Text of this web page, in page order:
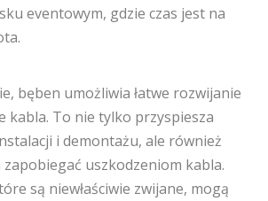
eventowym, gdzie czas jest na
bęben umożliwia łatwe rozwijanie
kabla. To nie tylko przyspiesza
i demontażu, ale również
zapobiegać uszkodzeniom kabla.
są niewłaściwie zwijane, mogą